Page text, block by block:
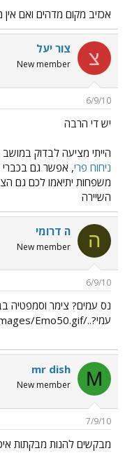
אכזיב מקום מדהים ואם
צ צור יעל
New member
6/9/10
יש די הרבה
הייתי מציעה לבדוק
ניחוח פרי, אפשר גם בכברי
משפחות יתיאמו לכם גם
השיירה
ה ה דרומי
New member
6/9/10
נס עמים? צימר וסמפטיה
עמי?../images/Emo91.gif../images/Emo50.gif
M
mr dish
New member
7/9/10
מבקשים להנות מבקתות